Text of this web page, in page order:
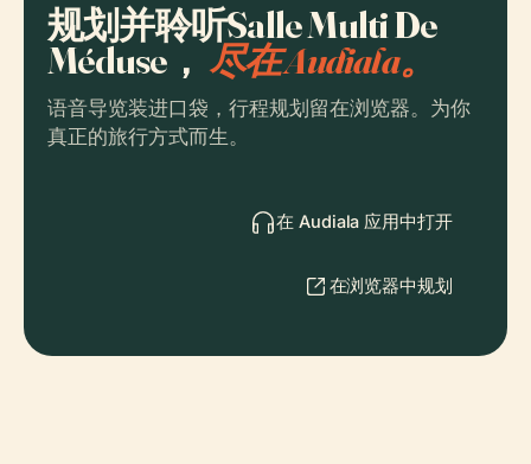
规划并聆听Salle Multi De
Méduse， 尽在 Audiala。
语音导览装进口袋，行程规划留在浏览器。为你
真正的旅行方式而生。
在 Audiala 应用中打开
在浏览器中规划